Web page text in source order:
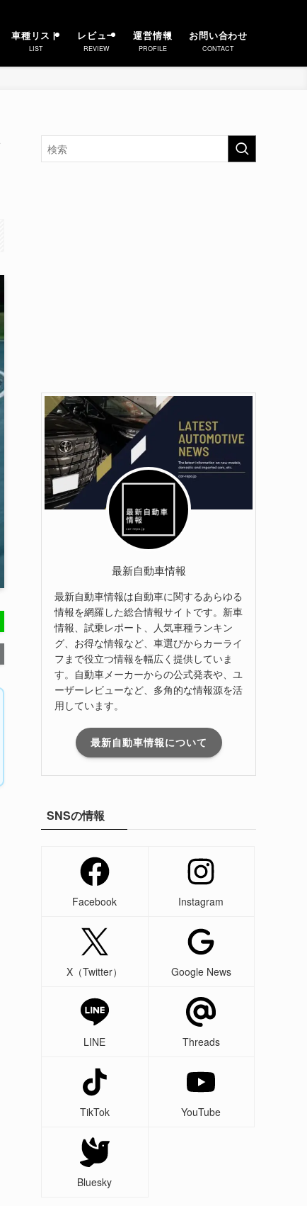
車種リスト
LIST
レビュー
REVIEW
運営情報
PROFILE
お問い合わせ
CONTACT
最新自動車情報
最新自動車情報は自動車に関するあらゆる
情報を網羅した総合情報サイトです。新車
情報、試乗レポート、人気車種ランキン
グ、お得な情報など、車選びからカーライ
フまで役立つ情報を幅広く提供していま
す。自動車メーカーからの公式発表や、ユ
ーザーレビューなど、多角的な情報源を活
用しています。
最新自動車情報について
SNSの情報
Facebook Instagram
X（Twitter） Google News
LINE Threads
TikTok YouTube
Bluesky